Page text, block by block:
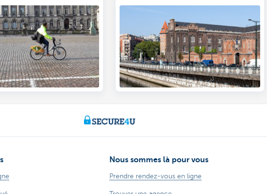
quartiers.
Nous sommes là pour vous
Prendre rendez-vous en ligne